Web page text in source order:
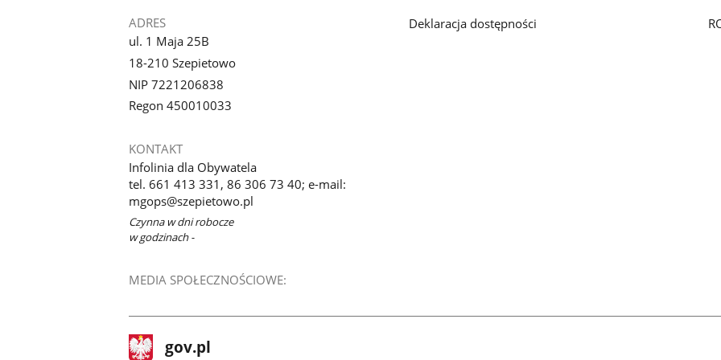
ADRES
ul. 1 Maja 25B
18-210 Szepietowo
NIP 7221206838
Regon 450010033
KONTAKT
Infolinia dla Obywatela
tel. 661 413 331, 86 306 73 40; e-mail:
mgops@szepietowo.pl
Czynna w dni robocze
w godzinach -
MEDIA SPOŁECZNOŚCIOWE:
Deklaracja dostępności
stopka
gov.pl Strona
gov.pl